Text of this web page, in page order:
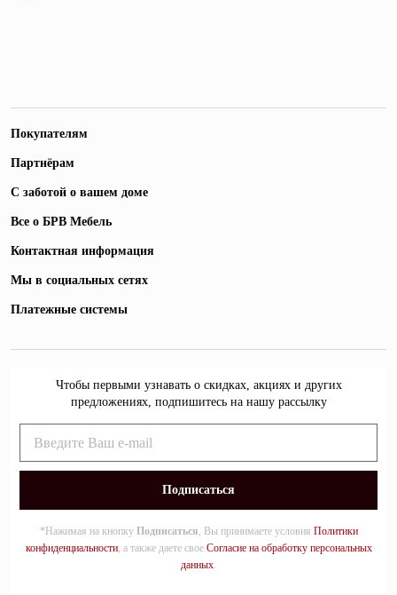
Покупателям
Партнёрам
С заботой о вашем доме
Все о БРВ Мебель
Контактная информация
Мы в социальных сетях
Платежные системы
Чтобы первыми узнавать о скидках, акциях и других
предложениях, подпишитесь на нашу рассылку
*Нажимая на кнопку Подписаться, Вы принимаете условия Политики
конфиденциальности, а также даете свое Согласие на обработку персональных
данных.